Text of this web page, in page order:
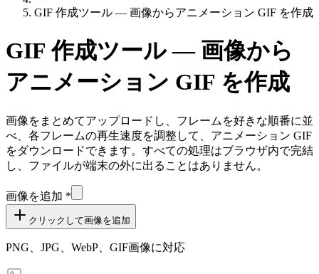
GIF 作成ツール — 画像からアニメーション GIF を作成
GIF 作成ツール — 画像から
アニメーション GIF を作成
画像をまとめてアップロードし、フレームを好きな順番に並
べ、各フレームの再生速度を調整して、アニメーション GIF
をダウンロードできます。すべての処理はブラウザ内で完結
し、ファイルが端末の外に出ることはありません。
画像を追加 *
クリックして画像を追加
PNG、JPG、WebP、GIF画像に対応